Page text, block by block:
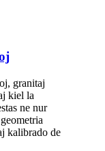
granitaj
kiel la
ne nur
kalibrado de